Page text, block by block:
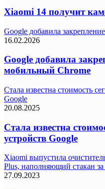
Xiaomi 14 получит
Google добавила
16.02.2026
Google добавила
мобильный Chrome
Стала известна стоимость
Google
20.08.2025
Стала известна
устройств Google
Xiaomi выпустила
Plus, наполняющий стакан
27.09.2023